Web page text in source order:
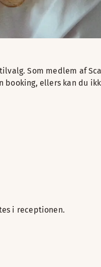
Som medlem af
ellers kan du
i receptionen.